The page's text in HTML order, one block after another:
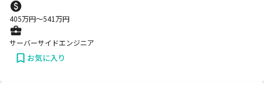
405万円〜541万円
サーバーサイドエンジニア
お気に入り